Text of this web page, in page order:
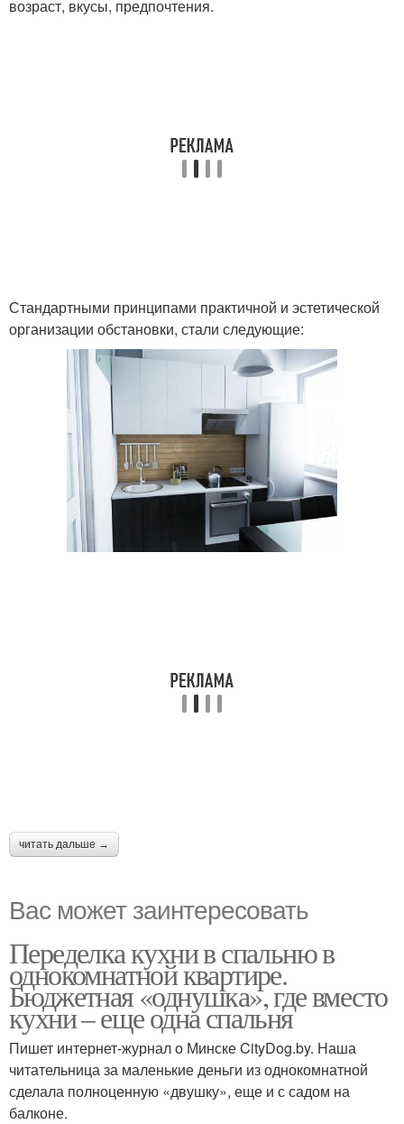
возраст, вкусы, предпочтения.
Стандартными принципами практичной и эстетической
организации обстановки, стали следующие:
читать дальше →
Вас может заинтересовать
Переделка кухни в спальню в
однокомнатной квартире.
Бюджетная «однушка», где вместо
кухни – еще одна спальня
Пишет интернет-журнал о Минске CityDog.by. Наша
читательница за маленькие деньги из однокомнатной
сделала полноценную «двушку», еще и с садом на
балконе.